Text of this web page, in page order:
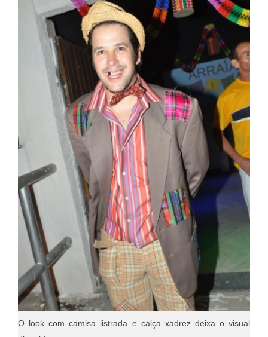
O look com camisa listrada e calça xadrez deixa o visual